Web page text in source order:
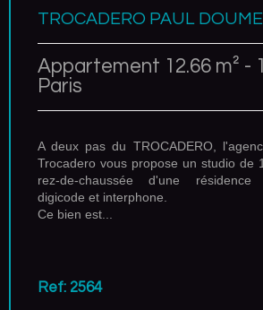
TROCADERO PAUL
Appartement 12.66 m² -
Paris
A deux pas du TROCADERO,
Trocadero vous propose un studio de
rez-de-chaussée d'une
digicode et interphone.
Ce bien est...
Ref: 2564